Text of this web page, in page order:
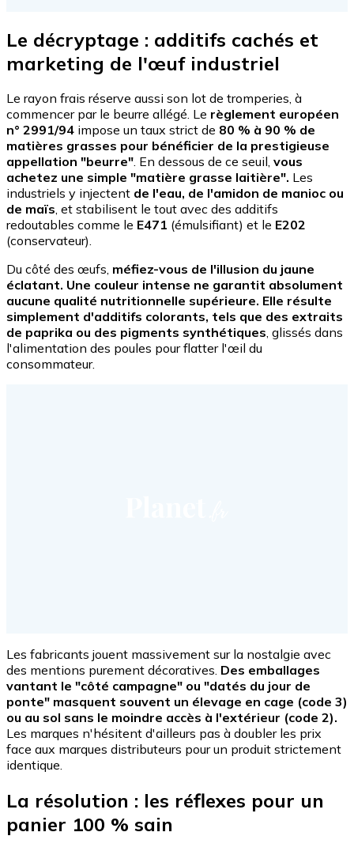
Le décryptage : additifs cachés et
marketing de l'œuf industriel
Le rayon frais réserve aussi son lot de tromperies, à
commencer par le beurre allégé. Le règlement européen
n° 2991/94 impose un taux strict de 80 % à 90 % de
matières grasses pour bénéficier de la prestigieuse
appellation "beurre". En dessous de ce seuil, vous
achetez une simple "matière grasse laitière". Les
industriels y injectent de l'eau, de l'amidon de manioc ou
de maïs, et stabilisent le tout avec des additifs
redoutables comme le E471 (émulsifiant) et le E202
(conservateur).
Du côté des œufs, méfiez-vous de l'illusion du jaune
éclatant. Une couleur intense ne garantit absolument
aucune qualité nutritionnelle supérieure. Elle résulte
simplement d'additifs colorants, tels que des extraits
de paprika ou des pigments synthétiques, glissés dans
l'alimentation des poules pour flatter l'œil du
consommateur.
Les fabricants jouent massivement sur la nostalgie avec
des mentions purement décoratives. Des emballages
vantant le "côté campagne" ou "datés du jour de
ponte" masquent souvent un élevage en cage (code 3)
ou au sol sans le moindre accès à l'extérieur (code 2).
Les marques n'hésitent d'ailleurs pas à doubler les prix
face aux marques distributeurs pour un produit strictement
identique.
La résolution : les réflexes pour un
panier 100 % sain